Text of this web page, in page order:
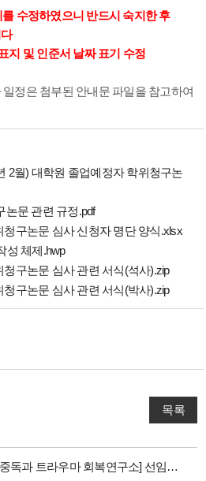
수정하였으니 반드시 숙지한 후
지 및 인준서 날짜 표기 수정
정은 첨부된 안내문 파일을 참고하여
2월) 대학원 졸업예정자 학위청구논
논문 관련 규정.pdf
청구논문 심사 신청자 명단 양식.xlsx
성 체제.hwp
청구논문 심사 관련 서식(석사).zip
청구논문 심사 관련 서식(박사).zip
목록
[강원대학교 중독과 트라우마 회복연구소] 선임연구원 공개 채용 안내